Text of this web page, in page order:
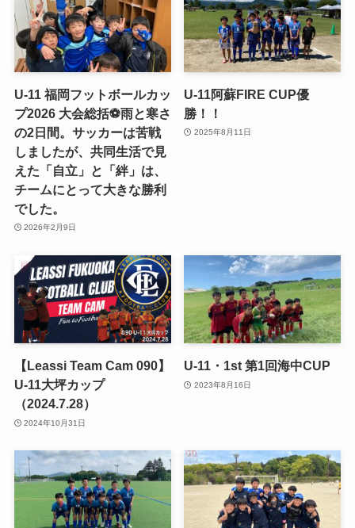
U-11 福岡フットボールカッ
プ2026 大会総括⚽️雨と寒さ
の2日間。サッカーは苦戦
しましたが、共同生活で見
えた「自立」と「絆」は、
チームにとって大きな勝利
でした。
2026年2月9日
U-11阿蘇FIRE CUP優
勝！！
2025年8月11日
【Leassi Team Cam 090】
U-11大坪カップ
（2024.7.28）
2024年10月31日
U-11・1st 第1回海中CUP
2023年8月16日